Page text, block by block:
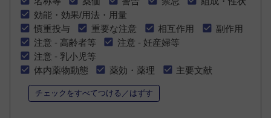
効能・効果/用法・用量
慎重投与
重要な注意 相互作用
副作用
注意 - 高齢者等
注意 - 妊産婦等
注意 - 乳小児等
体内薬物動態
薬効・薬理 主要文献
チェックをすべてつける／はずす